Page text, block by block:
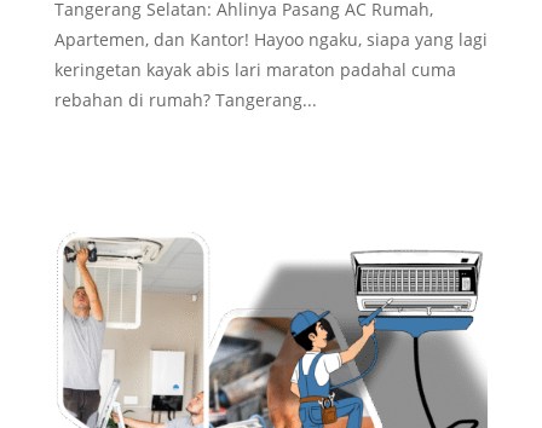
Tangerang Selatan: Ahlinya Pasang AC Rumah,
Apartemen, dan Kantor! Hayoo ngaku, siapa yang lagi
keringetan kayak abis lari maraton padahal cuma
rebahan di rumah? Tangerang...